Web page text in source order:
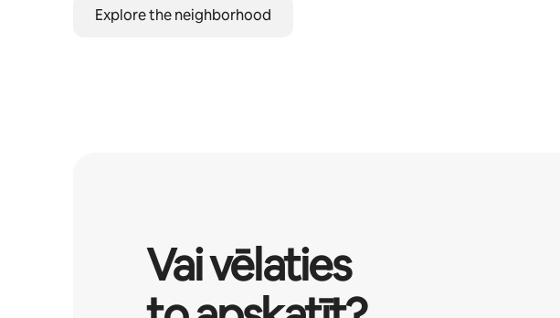
Explore the neighborhood
Vai vēlaties